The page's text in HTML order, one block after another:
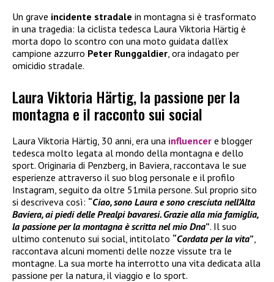
Un grave incidente stradale in montagna si è trasformato
in una tragedia: la ciclista tedesca Laura Viktoria Härtig è
morta dopo lo scontro con una moto guidata dall’ex
campione azzurro Peter Runggaldier, ora indagato per
omicidio stradale.
Laura Viktoria Härtig, la passione per la
montagna e il racconto sui social
Laura Viktoria Härtig, 30 anni, era una influencer e blogger
tedesca molto legata al mondo della montagna e dello
sport. Originaria di Penzberg, in Baviera, raccontava le sue
esperienze attraverso il suo blog personale e il profilo
Instagram, seguito da oltre 51mila persone. Sul proprio sito
si descriveva così: “Ciao, sono Laura e sono cresciuta nell’Alta
Baviera, ai piedi delle Prealpi bavaresi. Grazie alla mia famiglia,
la passione per la montagna è scritta nel mio Dna”. Il suo
ultimo contenuto sui social, intitolato “Cordata per la vita”
raccontava alcuni momenti delle nozze vissute tra le
montagne. La sua morte ha interrotto una vita dedicata alla
passione per la natura, il viaggio e lo sport.